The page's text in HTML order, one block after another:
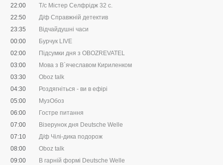
22:00
Т/с Містер Селфрідж 32 с.
22:50
Д/ф Справжній детектив
23:35
Відчайдушні часи
00:00
Бурчук LIVE
02:00
Підсумки дня з OBOZREVATEL
03:00
Мова з В`ячеславом Кириленком
03:30
Oboz talk
04:30
Роздягніться - ви в ефірі
05:00
МузОбоз
06:00
Гостре питання
07:00
Візерунок дня Deutsche Welle
07:10
Д/ф Чілі-дика подорож
08:00
Oboz talk
09:00
В гарній формі Deutsche Welle